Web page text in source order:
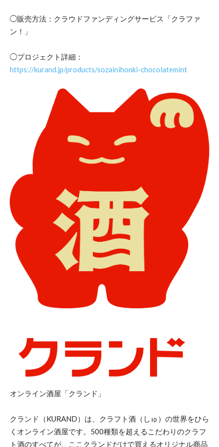
◯販売方法：クラウドファンディングサービス「クラファ
ン！」
◯プロジェクト詳細：
https://kurand.jp/products/sozainihonki-chocolatemint
オンライン酒屋「クランド」
クランド（KURAND）は、クラフト酒（しゅ）の世界をひら
くオンライン酒屋です。500種類を超えるこだわりのクラフ
ト酒のすべてが、ここクランドだけで買えるオリジナル商品